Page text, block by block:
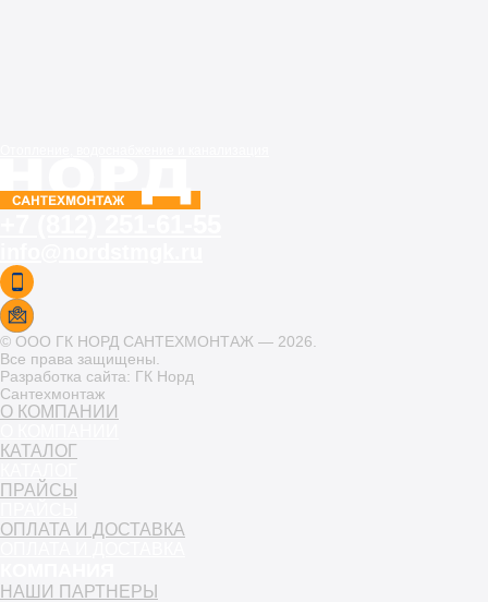
© ООО ГК НОРД САНТЕХМОНТАЖ — 2026.
Все права защищены.
Разработка сайта: ГК Норд
Сантехмонтаж
О КОМПАНИИ
КАТАЛОГ
ПРАЙСЫ
ОПЛАТА И ДОСТАВКА
НАШИ ПАРТНЕРЫ